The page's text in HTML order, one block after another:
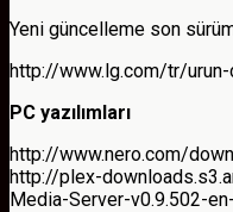
Yeni güncelleme son
http://www.lg.com/tr/
PC yazılımları
http://www.nero.com/
http://plex-
Media-Server-v0.9.502-